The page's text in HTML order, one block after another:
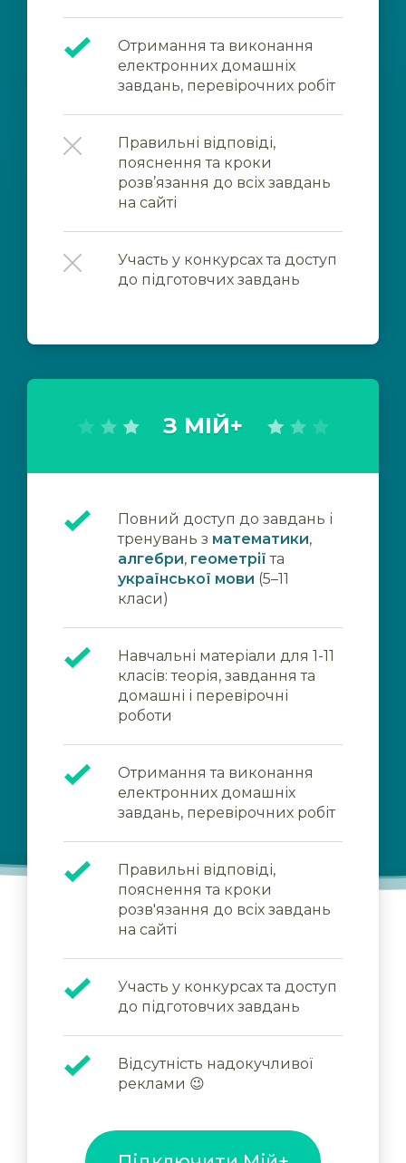
Отримання та виконання
електронних домашніх
завдань, перевірочних робіт
Правильні відповіді,
пояснення та кроки
розв’язання до всіх завдань
на сайті
Участь у конкурсах та доступ
до підготовчих завдань
З МІЙ+
Повний доступ до завдань і
тренувань з математики,
алгебри, геометрії та
української мови (5–11
класи)
Навчальні матеріали для 1-11
класів: теорія, завдання та
домашні і перевірочні
роботи
Отримання та виконання
електронних домашніх
завдань, перевірочних робіт
Правильні відповіді,
пояснення та кроки
розв'язання до всіх завдань
на сайті
Участь у конкурсах та доступ
до підготовчих завдань
Відсутність надокучливої
реклами 😉